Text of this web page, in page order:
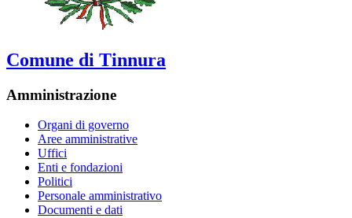
Comune di Tinnura
Amministrazione
Organi di governo
Aree amministrative
Uffici
Enti e fondazioni
Politici
Personale amministrativo
Documenti e dati